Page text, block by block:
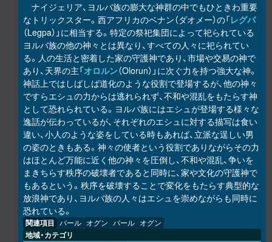
ナイジェリア、ヨルバ族の膨大な神群の中でもひときわ重要
なトリックスター。西アフリカのベナン（ダオメー）の「レグパ
（Legpa）」に相当する。特定の祭祀集団によって祀られている
ヨルバ族の他の神々とは異なり、すべての人々に祀られてい
る。人の生活と密着した家の守護神であり、市場や交易の神で
あり、天界の主「オロルン（Olorun）」に次ぐ力を持つ強大な神。
神話上ではしばしば道化のような役割で登場するが、他の神々
ですらエシュの力からは逃れられず、不和や混乱をもたらす神
として恐れられている。ヨルバ族にはエシュが登場する様々な
逸話が伝わっているが、それぞれのエシュに対する描写は食い
違い、小人のような姿をしている時もあれば、立派な逞しい男
の姿のときもある。神々の使者という役割でありながらその力
はほとんど万能に近く他の神々を圧倒し、不和や混乱、争いを
まきちらす秩序の破壊者であると同時に、家や文化の守護神で
もあるという。秩序を破壊することで変化をもたらす典型的な
放浪神であり、ヨルバ族の人々はエシュを崇めながらも同時に
恐れている。
関連項目 バール オグン バール オグン
地域・カテゴリ